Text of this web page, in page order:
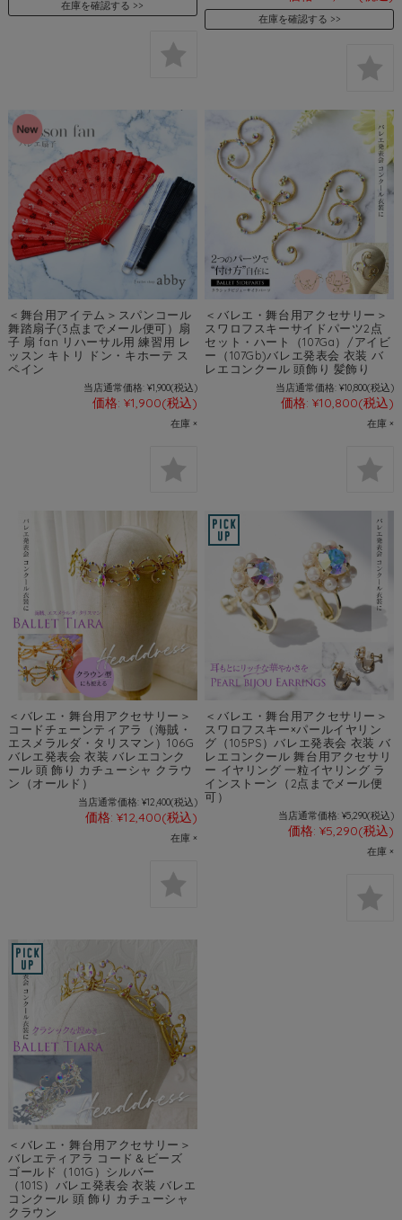
在庫を確認する
在庫を確認する
＜舞台用アイテム＞スパンコール
舞踏扇子(3点までメール便可）扇
子 扇 fan リハーサル用 練習用 レ
ッスン キトリ ドン・キホーテ ス
ペイン
当店通常価格: ¥1,900(税込)
価格: ¥1,900(税込)
在庫 ×
＜バレエ・舞台用アクセサリー＞
スワロフスキーサイドパーツ2点
セット・ハート（107Ga）/アイビ
ー（107Gb)バレエ発表会 衣装 バ
レエコンクール 頭飾り 髪飾り
当店通常価格: ¥10,800(税込)
価格: ¥10,800(税込)
在庫 ×
＜バレエ・舞台用アクセサリー＞
コードチェーンティアラ（海賊・
エスメラルダ・タリスマン）106G
バレエ発表会 衣装 バレエコンク
ール 頭 飾り カチューシャ クラウ
ン（オールド）
当店通常価格: ¥12,400(税込)
価格: ¥12,400(税込)
在庫 ×
＜バレエ・舞台用アクセサリー＞
スワロフスキー×パールイヤリン
グ（105PS）バレエ発表会 衣装 バ
レエコンクール 舞台用アクセサリ
ー イヤリング 一粒イヤリング ラ
インストーン（2点までメール便
可）
当店通常価格: ¥5,290(税込)
価格: ¥5,290(税込)
在庫 ×
＜バレエ・舞台用アクセサリー＞
バレエティアラ コード＆ビーズ
ゴールド（101G）シルバー
（101S）バレエ発表会 衣装 バレエ
コンクール 頭 飾り カチューシャ
クラウン